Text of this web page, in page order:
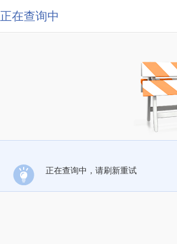
正在查询中
正在查询中，请刷新重试